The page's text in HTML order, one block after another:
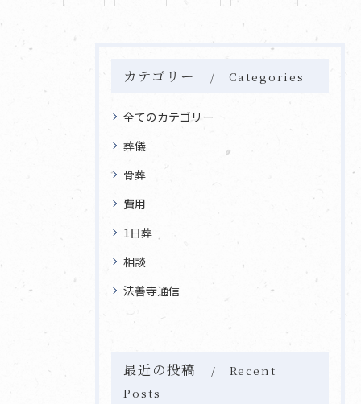
カテゴリー Categories
全てのカテゴリー
葬儀
骨葬
費用
1日葬
相談
法善寺通信
最近の投稿
Recent
Posts